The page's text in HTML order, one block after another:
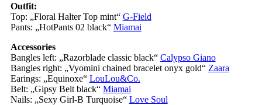
Outfit:
Top: „Floral Halter Top mint“ G-Field
Pants: „HotPants 02 black“ Miamai
Accessories
Bangles left: „Razorblade classic black“ Calypso Giano
Bangles right: „Vyomini chained bracelet onyx gold“ Zaara
Earings: „Equinoxe“ LouLou&Co.
Belt: „Gipsy Belt black“ Miamai
Nails: „Sexy Girl-B Turquoise“ Love Soul